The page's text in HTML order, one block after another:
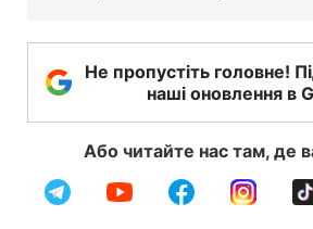
Не пропустіть головне!
наші оновлення в
Або читайте нас там, де